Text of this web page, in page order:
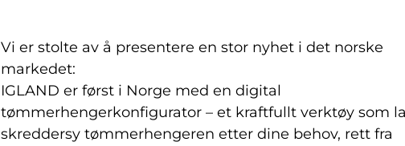
Vi er stolte av å presentere en stor nyhet i det norske
markedet:
IGLAND er først i Norge med en digital
tømmerhengerkonfigurator – et kraftfullt verktøy som
skreddersy tømmerhengeren etter dine behov, rett fra